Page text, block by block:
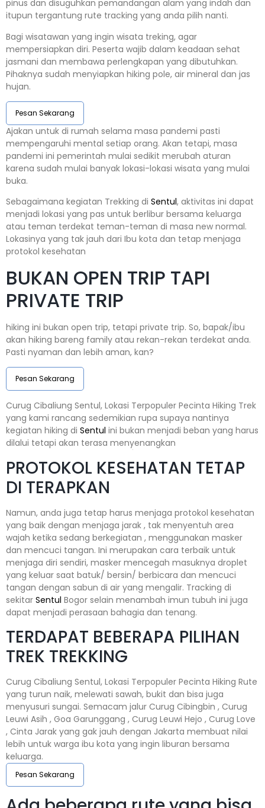
pinus dan disuguhkan pemandangan alam yang indah dan
itupun tergantung rute tracking yang anda pilih nanti.
Bagi wisatawan yang ingin wisata treking, agar
mempersiapkan diri. Peserta wajib dalam keadaan sehat
jasmani dan membawa perlengkapan yang dibutuhkan.
Pihaknya sudah menyiapkan hiking pole, air mineral dan jas
hujan.
Pesan Sekarang
Ajakan untuk di rumah selama masa pandemi pasti
mempengaruhi mental setiap orang. Akan tetapi, masa
pandemi ini pemerintah mulai sedikit merubah aturan
karena sudah mulai banyak lokasi-lokasi wisata yang mulai
buka.
Sebagaimana kegiatan Trekking di Sentul, aktivitas ini dapat
menjadi lokasi yang pas untuk berlibur bersama keluarga
atau teman terdekat teman-teman di masa new normal.
Lokasinya yang tak jauh dari Ibu kota dan tetap menjaga
protokol kesehatan
BUKAN OPEN TRIP TAPI
PRIVATE TRIP
hiking ini bukan open trip, tetapi private trip. So, bapak/ibu
akan hiking bareng family atau rekan-rekan terdekat anda.
Pasti nyaman dan lebih aman, kan?
Pesan Sekarang
Curug Cibaliung Sentul, Lokasi Terpopuler Pecinta Hiking Trek
yang kami rancang sedemikian rupa supaya nantinya
kegiatan hiking di Sentul ini bukan menjadi beban yang harus
dilalui tetapi akan terasa menyenangkan
PROTOKOL KESEHATAN TETAP
DI TERAPKAN
Namun, anda juga tetap harus menjaga protokol kesehatan
yang baik dengan menjaga jarak , tak menyentuh area
wajah ketika sedang berkegiatan , menggunakan masker
dan mencuci tangan. Ini merupakan cara terbaik untuk
menjaga diri sendiri, masker mencegah masuknya droplet
yang keluar saat batuk/ bersin/ berbicara dan mencuci
tangan dengan sabun di air yang mengalir. Tracking di
sekitar Sentul Bogor selain menambah imun tubuh ini juga
dapat menjadi perasaan bahagia dan tenang.
TERDAPAT BEBERAPA PILIHAN
TREK TREKKING
Curug Cibaliung Sentul, Lokasi Terpopuler Pecinta Hiking Rute
yang turun naik, melewati sawah, bukit dan bisa juga
menyusuri sungai. Semacam jalur Curug Cibingbin , Curug
Leuwi Asih , Goa Garunggang , Curug Leuwi Hejo , Curug Love
, Cinta Jarak yang gak jauh dengan Jakarta membuat nilai
lebih untuk warga ibu kota yang ingin liburan bersama
keluarga.
Pesan Sekarang